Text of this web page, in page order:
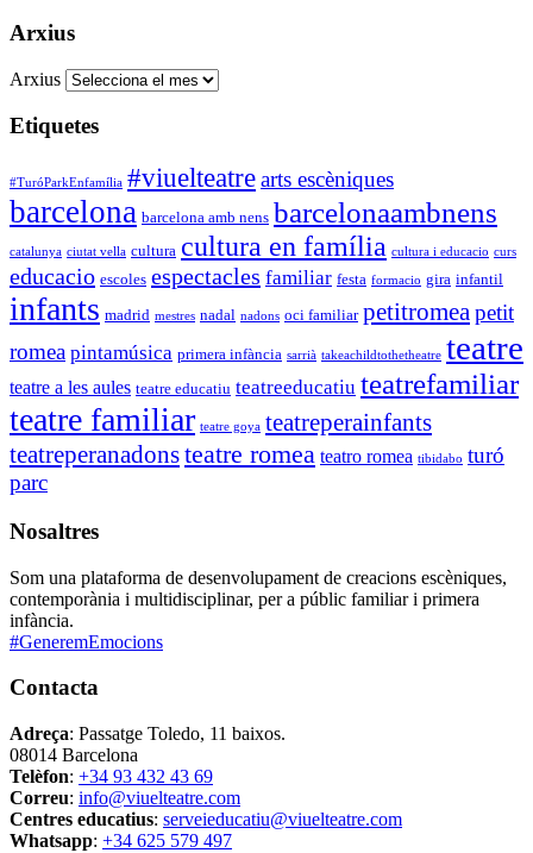
Arxius
Arxius
Etiquetes
#TuróParkEnfamília #viuelteatrearts escèniques
barcelona barcelona amb nens barcelonaambnens
catalunya ciutat vella cultura cultura en família cultura i educacio curs
educacio escoles espectacles familiar festa formacio gira infantil
infants madrid mestres nadal nadons oci familiar petitromeapetit
romea pintamúsica primera infància sarrià takeachildtothetheatre teatre
teatre a les aules teatre educatiu teatreeducatiu teatrefamiliar
teatre familiar teatre goya teatreperainfants
teatreperanadonsteatre romea teatro romea tibidabo turó
parc
Nosaltres
Som una plataforma de desenvolupament de creacions escèniques,
contemporània i multidisciplinar, per a públic familiar i primera
infància.
#GeneremEmocions
Contacta
Adreça: Passatge Toledo, 11 baixos.
08014 Barcelona
Telèfon: +34 93 432 43 69
Correu: info@viuelteatre.com
Centres educatius: serveieducatiu@viuelteatre.com
Whatsapp: +34 625 579 497